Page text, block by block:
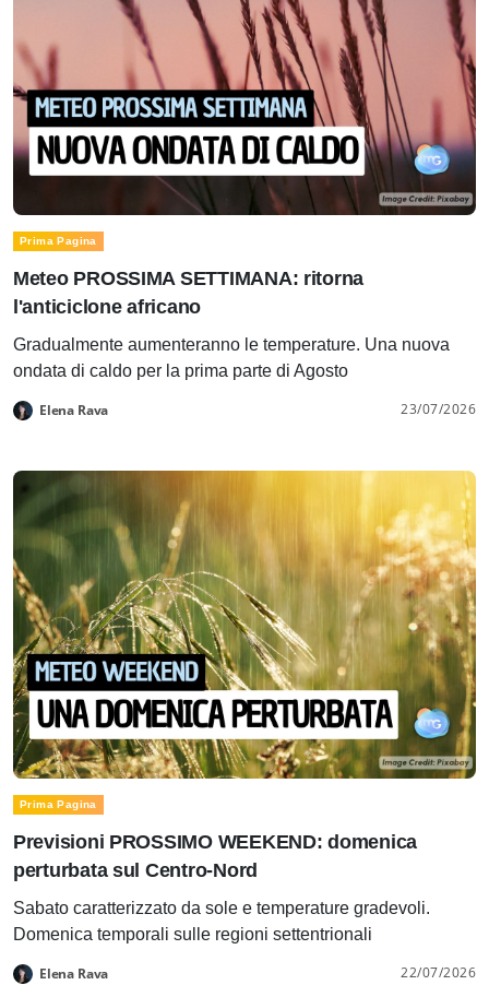
Prima Pagina
Meteo PROSSIMA SETTIMANA: ritorna
l'anticiclone africano
Gradualmente aumenteranno le temperature. Una nuova
ondata di caldo per la prima parte di Agosto
Elena Rava 23/07/2026
Prima Pagina
Previsioni PROSSIMO WEEKEND: domenica
perturbata sul Centro-Nord
Sabato caratterizzato da sole e temperature gradevoli.
Domenica temporali sulle regioni settentrionali
Elena Rava 22/07/2026